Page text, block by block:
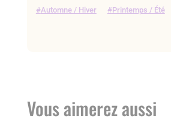
Automne / Hiver Printemps / Été
Vous aimerez aussi